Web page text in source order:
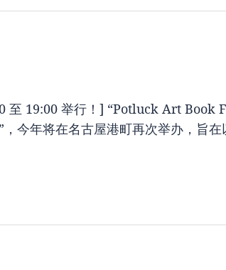
至 19:00 举行！] “Potluck Art Book
今年将在名古屋港町再次举办，旨在